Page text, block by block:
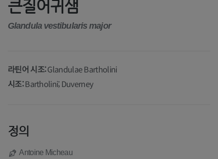
큰질어귀샘
Glandula vestibularis major
라틴어 시조:Glandulae Bartholini
시조:Bartholini; Duverney
정의
Antoine Micheau